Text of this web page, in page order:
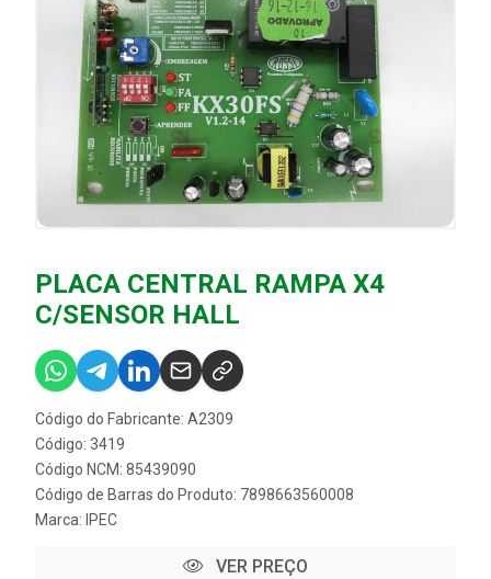
PLACA CENTRAL RAMPA X4
C/SENSOR HALL
Código do Fabricante: A2309
Código: 3419
Código NCM: 85439090
Código de Barras do Produto: 7898663560008
Marca: IPEC
VER PREÇO